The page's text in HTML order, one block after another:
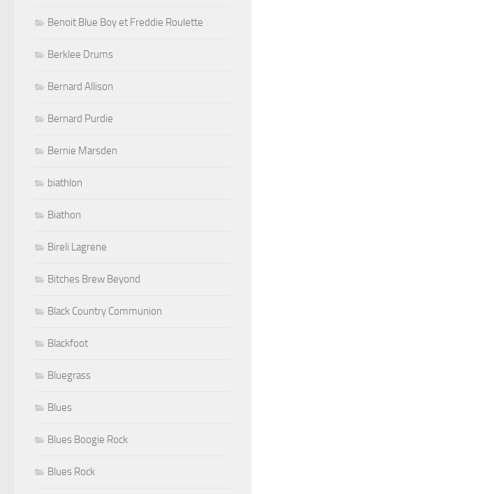
Benoit Blue Boy et Freddie Roulette
Berklee Drums
Bernard Allison
Bernard Purdie
Bernie Marsden
biathlon
Biathon
Bireli Lagrene
Bitches Brew Beyond
Black Country Communion
Blackfoot
Bluegrass
Blues
Blues Boogie Rock
Blues Rock